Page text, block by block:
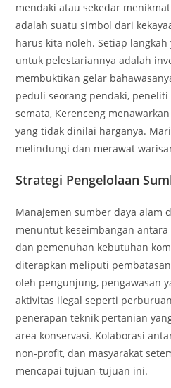
mendaki atau sekedar
adalah suatu simbol dari
harus kita noleh. Setiap
untuk pelestariannya adalah
membuktikan gelar
peduli seorang pendaki,
semata, Kerenceng
yang tidak dinilai harganya.
melindungi dan merawat
Strategi Pengelolaan
Manajemen sumber daya alam
menuntut keseimbangan
dan pemenuhan kebutuhan
diterapkan meliputi
oleh pengunjung, pengawasan
aktivitas ilegal seperti
penerapan teknik pertanian
area konservasi. Kolaborasi
non-profit, dan masyarakat
mencapai tujuan-tujuan ini.